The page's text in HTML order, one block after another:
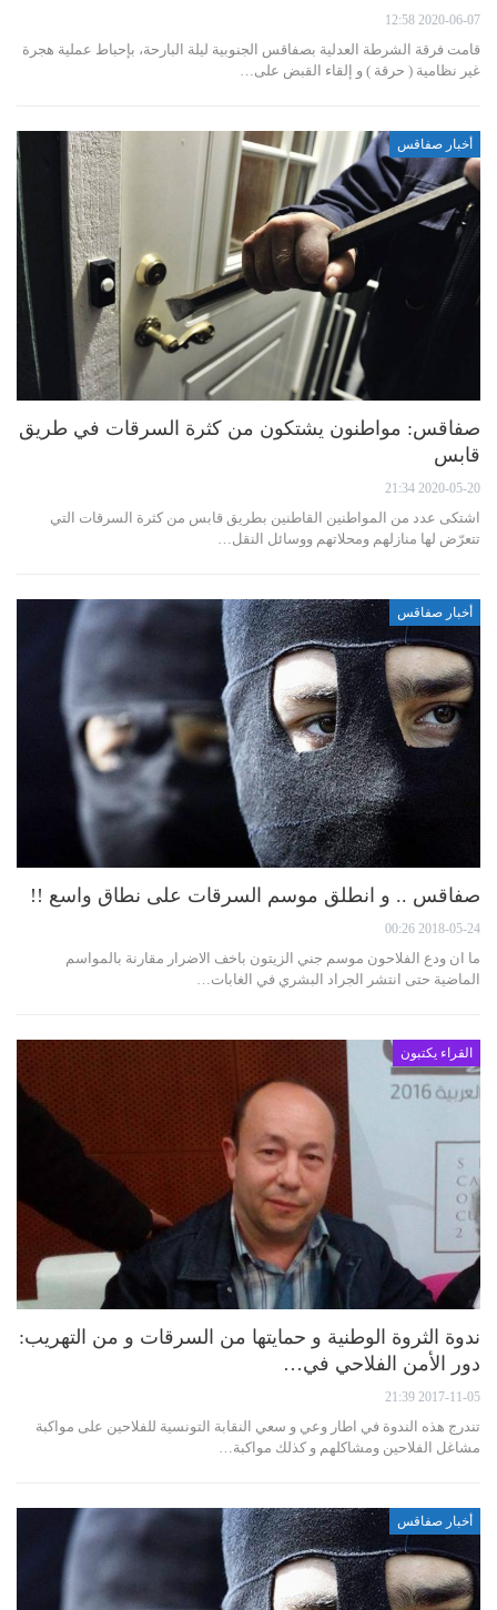
2020-06-07 12:58
قامت فرقة الشرطة العدلية بصفاقس الجنوبية ليلة البارحة، بإحباط عملية هجرة
غير نظامية ( حرقة ) و إلقاء القبض على…
أخبار صفاقس
صفاقس: مواطنون يشتكون من كثرة السرقات في طريق
قابس
2020-05-20 21:34
اشتكى عدد من المواطنين القاطنين بطريق قابس من كثرة السرقات التي
تتعرّض لها منازلهم ومحلاتهم ووسائل النقل…
أخبار صفاقس
صفاقس .. و انطلق موسم السرقات على نطاق واسع !!
2018-05-24 00:26
ما ان ودع الفلاحون موسم جني الزيتون باخف الاضرار مقارنة بالمواسم
الماضية حتى انتشر الجراد البشري في الغابات…
القراء يكتبون
ندوة الثروة الوطنية و حمايتها من السرقات و من التهريب:
دور الأمن الفلاحي في…
2017-11-05 21:39
تندرج هذه الندوة في اطار وعي و سعي النقابة التونسية للفلاحين على مواكبة
مشاغل الفلاحين ومشاكلهم و كذلك مواكبة…
أخبار صفاقس